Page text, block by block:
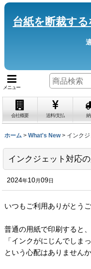
台紙を断裁す
メニュー
会社概要 送料/支払
ホーム > What's New > インク
インクジェット対応
2024年10月09日
いつもご利用ありがとうご
普通の用紙で印刷すると、
「インクがにじんでしま
という心配はありません